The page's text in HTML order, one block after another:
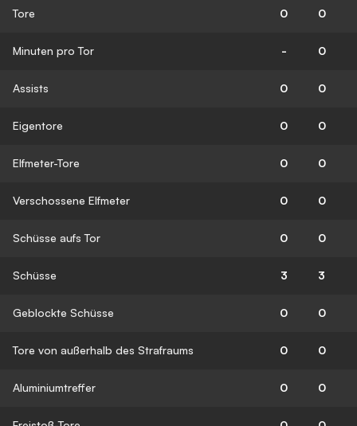
Tore 0 0
Minuten pro Tor - 0
Assists 0 0
Eigentore 0 0
Elfmeter-Tore 0 0
Verschossene Elfmeter 0 0
Schüsse aufs Tor 0 0
Schüsse 3 3
Geblockte Schüsse 0 0
Tore von außerhalb des Strafraums 0 0
Aluminiumtreffer 0 0